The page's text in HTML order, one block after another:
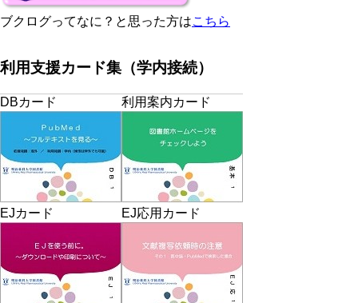
ブクログってなに？と思った方はこちら
利用支援カード集（学内接続）
DBカード 利用案内カード
EJカード EJ応用カード